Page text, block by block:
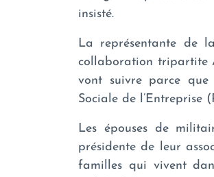
insisté.
La représentante de
collaboration tripartite
vont suivre parce
Sociale de l’Entreprise
Les épouses de
présidente de leur
familles qui vivent